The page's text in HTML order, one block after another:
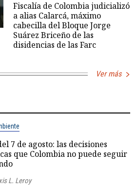
Fiscalía de Colombia judicializó
a alias Calarcá, máximo
cabecilla del Bloque Jorge
Suárez Briceño de las
disidencias de las Farc
Ver más
7 de agosto: las decisiones
que Colombia no puede seguir
L. Leroy